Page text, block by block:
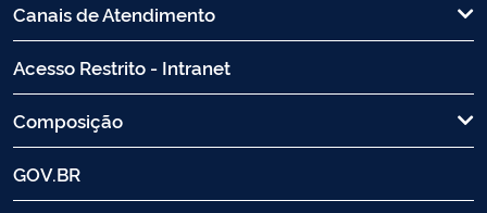
Canais de Atendimento
Acesso Restrito - Intranet
Composição
GOV.BR